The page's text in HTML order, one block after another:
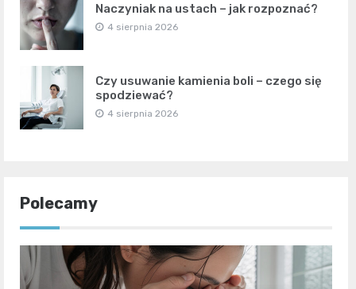
Naczyniak na ustach – jak rozpoznać?
4 sierpnia 2026
Czy usuwanie kamienia boli – czego się
spodziewać?
4 sierpnia 2026
Polecamy